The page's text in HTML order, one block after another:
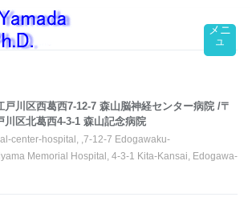
戸川区西葛西7-12-7 森山脳神経センター病院 /〒
川区北葛西4-3-1 森山記念病院
center-hospital, ,7-12-7 Edogawaku-
Memorial Hospital, 4-3-1 Kita-Kansai, Edogawa-